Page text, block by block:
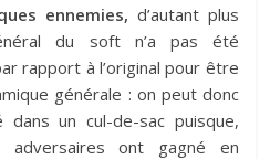
ennemies, d’autant plus
du soft n’a pas été
rapport à l’original pour être
générale : on peut donc
un cul-de-sac puisque,
ont gagné en